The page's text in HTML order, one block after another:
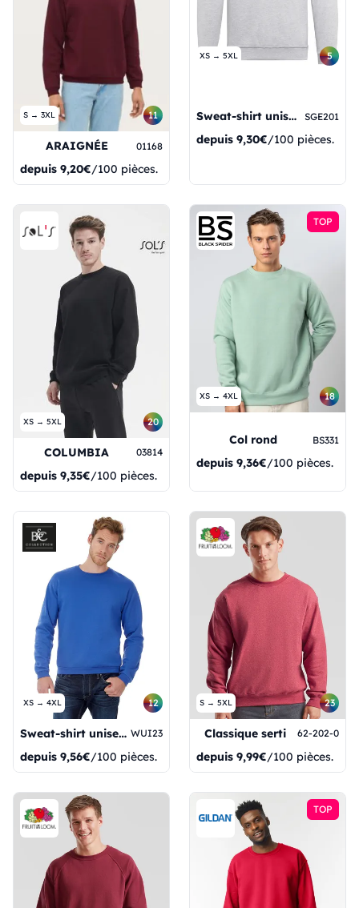
S → 3XL 11
ARAIGNÉE 01168
depuis 9,20€/100 pièces.
XS → 5XL 5
Sweat-shirt unisexe à col rond SGE201
depuis 9,30€/100 pièces.
XS → 5XL 20
COLUMBIA 03814
depuis 9,35€/100 pièces.
TOP
XS → 4XL 18
Col rond BS331
depuis 9,36€/100 pièces.
XS → 4XL 12
Sweat-shirt unisexe à col rond ID202 WUI23
depuis 9,56€/100 pièces.
S → 5XL 23
Classique serti 62-202-0
depuis 9,99€/100 pièces.
TOP